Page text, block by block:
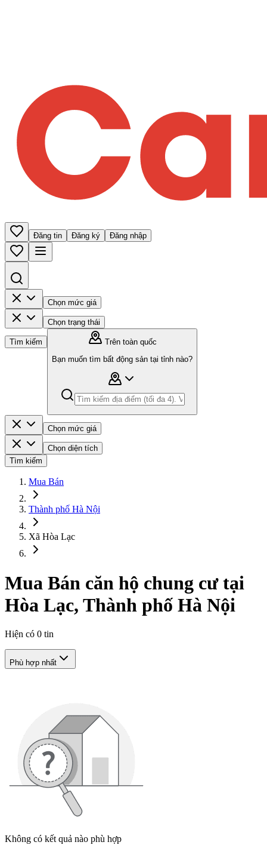
Đăng tin Đăng ký Đăng nhập
Chọn mức giá
Chọn trạng thái
Tìm kiếm
Trên toàn quốc
Bạn muốn tìm bất động sản tại tỉnh nào?
Chọn mức giá
Chọn diện tích
Tìm kiếm
Mua Bán
Thành phố Hà Nội
Xã Hòa Lạc
Mua Bán căn hộ chung cư tại
Hòa Lạc, Thành phố Hà Nội
Hiện có 0 tin
Phù hợp nhất
Không có kết quả nào phù hợp